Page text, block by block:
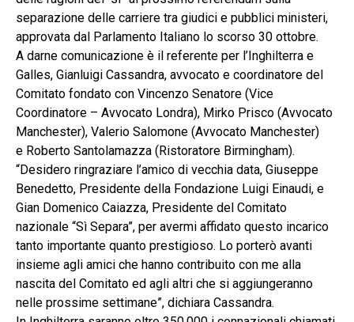
separazione delle carriere tra giudici e pubblici ministeri,
approvata dal Parlamento Italiano lo scorso 30 ottobre.
A darne comunicazione è il referente per l’Inghilterra e
Galles, Gianluigi Cassandra, avvocato e coordinatore del
Comitato fondato con Vincenzo Senatore (Vice
Coordinatore – Avvocato Londra), Mirko Prisco (Avvocato
Manchester), Valerio Salomone (Avvocato Manchester)
e Roberto Santolamazza (Ristoratore Birmingham).
“Desidero ringraziare l’amico di vecchia data, Giuseppe
Benedetto, Presidente della Fondazione Luigi Einaudi, e
Gian Domenico Caiazza, Presidente del Comitato
nazionale “Sì Separa”, per avermi affidato questo incarico
tanto importante quanto prestigioso. Lo porterò avanti
insieme agli amici che hanno contribuito con me alla
nascita del Comitato ed agli altri che si aggiungeranno
nelle prossime settimane”, dichiara Cassandra.